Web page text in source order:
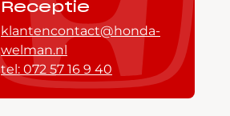
Receptie
klantencontact@honda-
welman.nl
tel: 072 57 16 9 40